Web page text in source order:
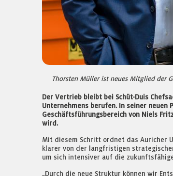
Thorsten Müller ist neues Mitglied der
Der Vertrieb bleibt bei Schüt-Duis
Unternehmens berufen. In seiner
Geschäftsführungsbereich von Niels
wird.
Mit diesem Schritt ordnet das Auricher
klarer von der langfristigen
um sich intensiver auf die
„Durch die neue Struktur können wir